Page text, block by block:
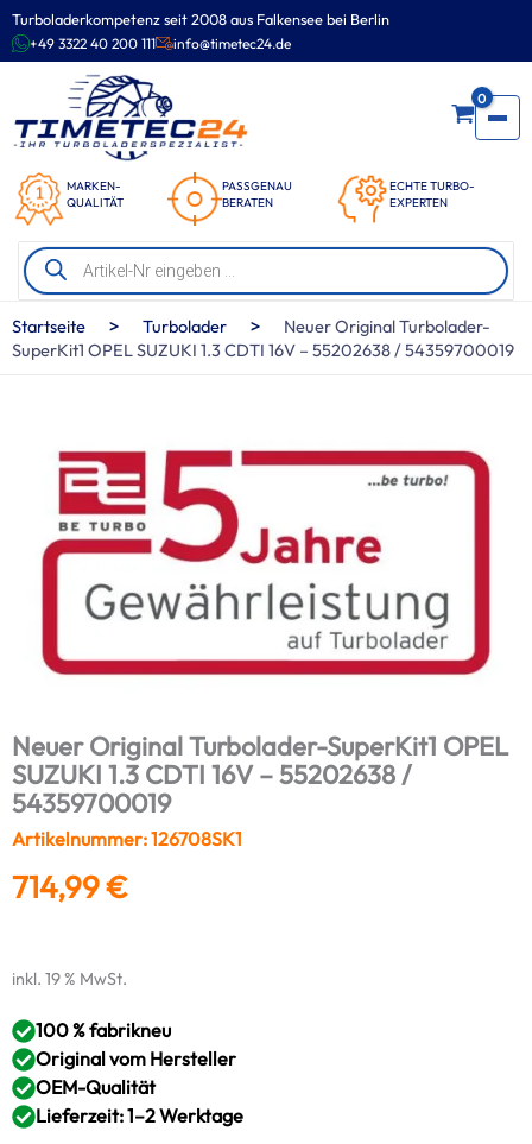
Turboladerkompetenz seit 2008 aus Falkensee bei Berlin
+49 3322 40 200 111 info@timetec24.de
MARKEN-
QUALITÄT
PASSGENAU
BERATEN
ECHTE TURBO-
EXPERTEN
0
Products
search
Zum
Inhalt
springen
Startseite > Turbolader >
Neuer Original Turbolader-
SuperKit1 OPEL SUZUKI 1.3 CDTI 16V – 55202638 / 54359700019
Neuer Original Turbolader-SuperKit1 OPEL
SUZUKI 1.3 CDTI 16V – 55202638 /
54359700019
Artikelnummer: 126708SK1
714,99€
inkl. 19 % MwSt.
100 % fabrikneu
Original vom Hersteller
OEM-Qualität
Lieferzeit: 1–2 Werktage